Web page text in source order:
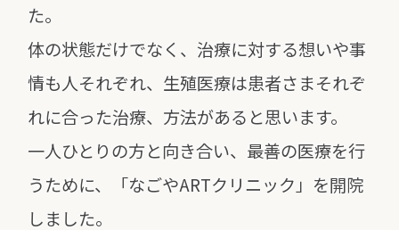
た。
体の状態だけでなく、治療に対する想いや事
情も人それぞれ、 生殖医療は患者さまそれぞ
れに合った治療、方法があると思います。
一人ひとりの方と向き合い、最善の医療を行
うために、
「なごやARTクリニック」を開院
しました。